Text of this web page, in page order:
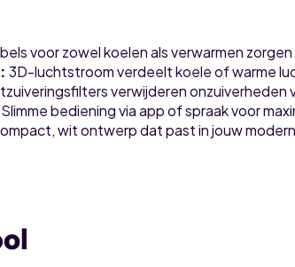
voor zowel koelen als verwarmen
: 3D-luchtstroom verdeelt koele of warme
verwijderen onzuiverheden
Slimme bediening via app of spraak voor
wit ontwerp dat past in jouw